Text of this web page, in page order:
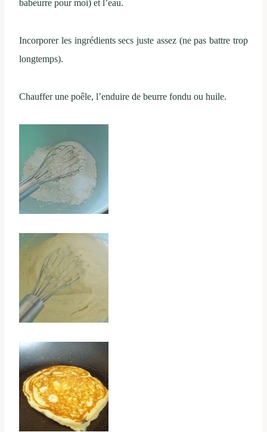
babeurre pour moi) et l’eau.
Incorporer les ingrédients secs juste assez (ne pas battre trop
longtemps).
Chauffer une poêle, l’enduire de beurre fondu ou huile.